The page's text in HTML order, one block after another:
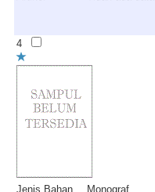
4
Jenis Bahan
Monograf